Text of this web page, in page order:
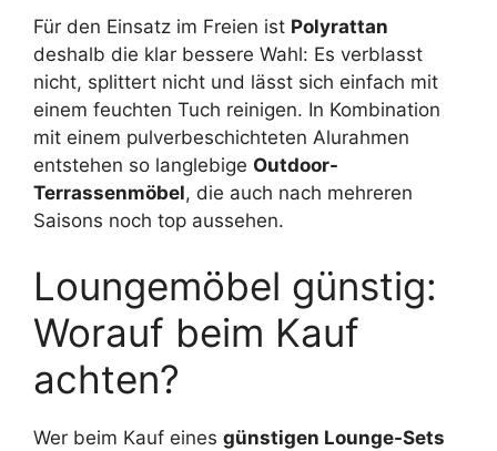
Für den Einsatz im Freien ist Polyrattan
deshalb die klar bessere Wahl: Es verblasst
nicht, splittert nicht und lässt sich einfach mit
einem feuchten Tuch reinigen. In Kombination
mit einem pulverbeschichteten Alurahmen
entstehen so langlebige Outdoor-
Terrassenmöbel, die auch nach mehreren
Saisons noch top aussehen.
Loungemöbel günstig:
Worauf beim Kauf
achten?
Wer beim Kauf eines günstigen Lounge-Sets